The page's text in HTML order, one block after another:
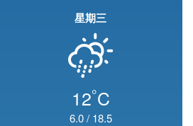
星期三
12°C
6.0/ 18.5